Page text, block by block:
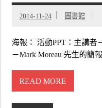
2014-11-24 圖書館
海報： 活動PPT：主講者
－Mark Moreau 先生的簡
READ MORE